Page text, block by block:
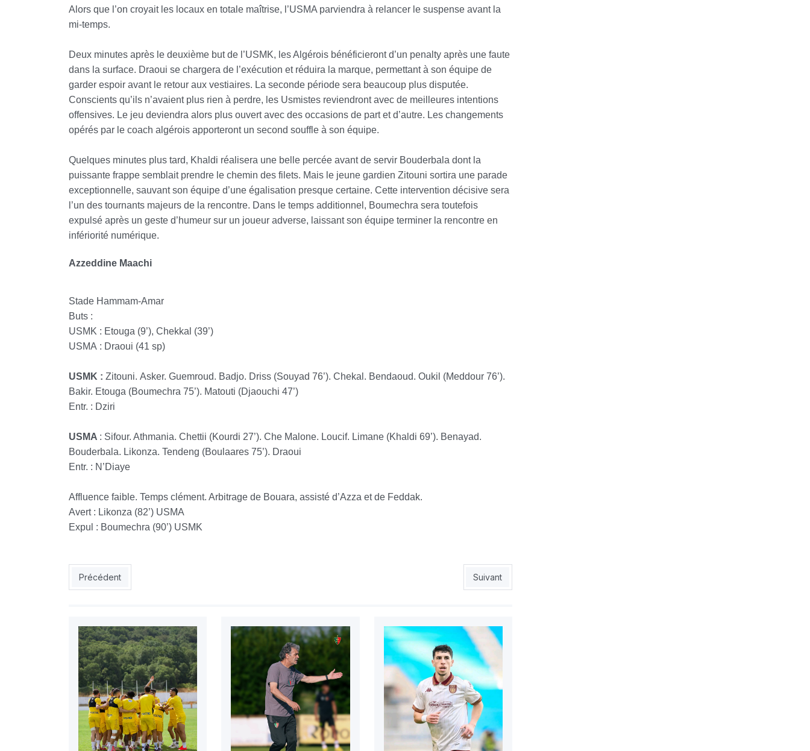
Alors que l’on croyait les locaux en totale maîtrise, l’USMA parviendra à relancer le suspense avant la
mi-temps.
Deux minutes après le deuxième but de l’USMK, les Algérois bénéficieront d’un penalty après une faute
dans la surface. Draoui se chargera de l’exécution et réduira la marque, permettant à son équipe de
garder espoir avant le retour aux vestiaires. La seconde période sera beaucoup plus disputée.
Conscients qu’ils n’avaient plus rien à perdre, les Usmistes reviendront avec de meilleures intentions
offensives. Le jeu deviendra alors plus ouvert avec des occasions de part et d’autre. Les changements
opérés par le coach algérois apporteront un second souffle à son équipe.
Quelques minutes plus tard, Khaldi réalisera une belle percée avant de servir Bouderbala dont la
puissante frappe semblait prendre le chemin des filets. Mais le jeune gardien Zitouni sortira une parade
exceptionnelle, sauvant son équipe d’une égalisation presque certaine. Cette intervention décisive sera
l’un des tournants majeurs de la rencontre. Dans le temps additionnel, Boumechra sera toutefois
expulsé après un geste d’humeur sur un joueur adverse, laissant son équipe terminer la rencontre en
infériorité numérique.
Azzeddine Maachi
Stade Hammam-Amar
Buts :
USMK : Etouga (9’), Chekkal (39’)
USMA : Draoui (41 sp)
USMK : Zitouni. Asker. Guemroud. Badjo. Driss (Souyad 76’). Chekal. Bendaoud. Oukil (Meddour 76’).
Bakir. Etouga (Boumechra 75’). Matouti (Djaouchi 47’)
Entr. : Dziri
USMA : Sifour. Athmania. Chettii (Kourdi 27’). Che Malone. Loucif. Limane (Khaldi 69’). Benayad.
Bouderbala. Likonza. Tendeng (Boulaares 75’). Draoui
Entr. : N’Diaye
Affluence faible. Temps clément. Arbitrage de Bouara, assisté d’Azza et de Feddak.
Avert : Likonza (82’) USMA
Expul : Boumechra (90’) USMK
Article précédent : CRB : Khacef, Boukhanchouche et Laouafi, simple alerte
Précédent Article suivant : ESS : l'Entente en quête d’un coach
Suivant